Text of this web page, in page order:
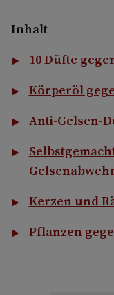
Inhalt
10 Düfte
Körperöl
Anti-Gelsen-
Kerzen und
Pflanzen